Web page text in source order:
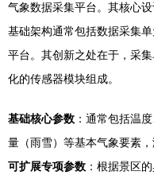
气象数据采集平台。其核心
基础架构通常包括数据采集
平台。其创新之处在于，采
化的传感器模块组成。
基础核心参数 ：通常包括温
量（雨雪）等基本气象要素，
可扩展专项参数 ：根据景区